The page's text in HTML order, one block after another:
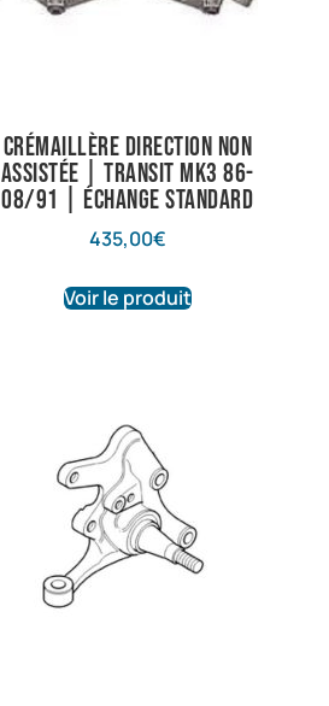
Crémaillère direction non
assistée | Transit Mk3 86-
08/91 | Échange standard
435,00€
Voir le produit